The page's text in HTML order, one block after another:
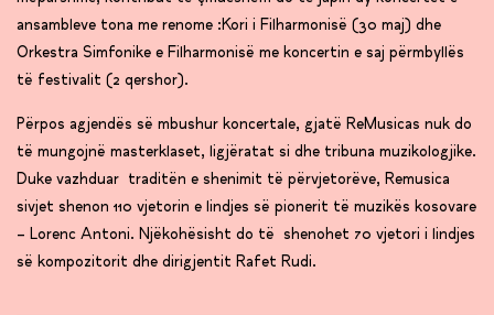
ansambleve tona me renome :Kori i Filharmonisë (30 maj) dhe
Orkestra Simfonike e Filharmonisë me koncertin e saj përmbyllës
të festivalit (2 qershor).
Përpos agjendës së mbushur koncertale, gjatë ReMusicas nuk do
të mungojnë masterklaset, ligjëratat si dhe tribuna muzikologjike.
Duke vazhduar traditën e shenimit të përvjetorëve, Remusica
sivjet shenon 110 vjetorin e lindjes së pionerit të muzikës kosovare
– Lorenc Antoni. Njëkohësisht do të shenohet 70 vjetori i lindjes
së kompozitorit dhe dirigjentit Rafet Rudi.